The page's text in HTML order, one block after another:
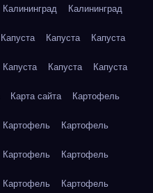
Калининград Калининград
Капуста Капуста Капуста
Капуста Капуста Капуста
Карта сайта Картофель
Картофель Картофель
Картофель Картофель
Картофель Картофель